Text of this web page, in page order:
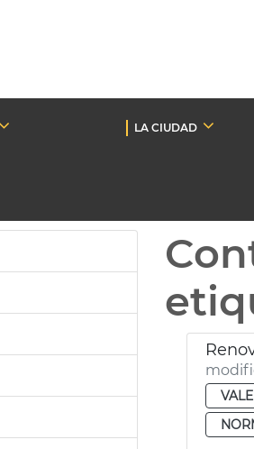
LA CIUDAD